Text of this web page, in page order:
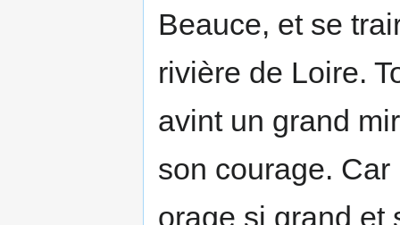
Beauce, et se
rivière de Loire.
avint un grand
son courage.
orage si grand et